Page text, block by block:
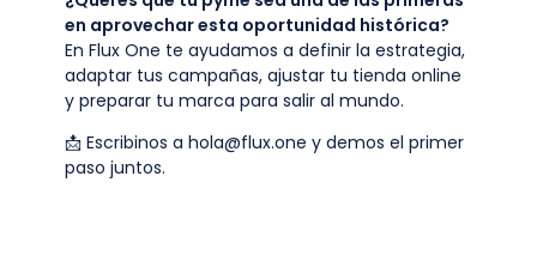
en aprovechar esta oportunidad histórica?
En Flux One te ayudamos a definir la estrategia,
adaptar tus campañas, ajustar tu tienda online
y preparar tu marca para salir al mundo.
📩 Escribinos a hola@flux.one y demos el primer
paso juntos.